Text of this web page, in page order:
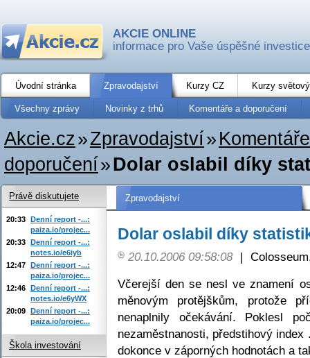
AKCIE ONLINE
informace pro Vaše úspěšné investice
Úvodní stránka Zpravodajství Kurzy CZ Kurzy
Všechny zprávy Novinky z trhů Komentáře a doporučení
Akcie.cz»Zpravodajství»
doporučení»Dolar oslabil díky
Zpravodajství
Dolar oslabil díky
20.10.2006 09:58:08 |
Včerejší den se nesl ve znamení
měnovým protějškům, protože
nenaplnily očekávání. Poklesl
nezaměstnanosti, předstihový
dokonce v záporných hodnotách a
Právě diskutujete
20:33 Denní report -...:
paiza.io/projec...
20:33 Denní report -...:
notes.io/e6iyb
12:47 Denní report -...:
paiza.io/projec...
12:46 Denní report -...:
notes.io/e6yWX
20:09 Denní report -...:
paiza.io/projec...
Škola investování